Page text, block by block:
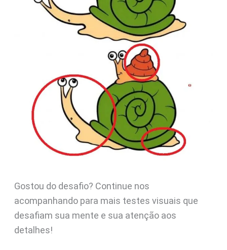
Gostou do desafio? Continue nos
acompanhando para mais testes visuais que
desafiam sua mente e sua atenção aos
detalhes!